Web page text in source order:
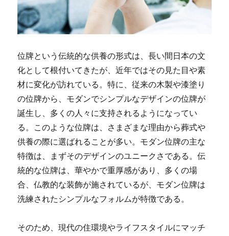
位牌という伝統的な供養の形式は、長い間日本の文
化として根付いてきたが、近年ではその見た目や素
材に変化が訪れている。特に、従来の木製や漆塗り
の位牌から、モダンでシンプルなデザインの位牌が
誕生し、多くの人々に支持されるようになってい
る。このような位牌は、さまざまな理由から葬式や
供養の際に選ばれることが多い。モダン位牌の主な
特徴は、まずそのデザインのユニークさである。伝
統的な位牌は、華やかで重厚感があり、多くの場
合、仏教的な装飾が施されているが、モダン位牌は
洗練されたシンプルなフォルムが特徴である。
そのため、現代の住環境やライフスタイルにマッチ